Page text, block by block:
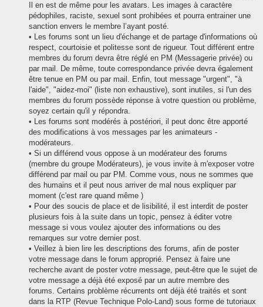
Il en est de même pour les avatars. Les images à caractère
pédophiles, raciste, sexuel sont prohibées et pourra entrainer une
sanction envers le membre l’ayant posté.
• Les forums sont un lieu d'échange et de partage d'informations où
respect, courtoisie et politesse sont de rigueur. Tout différent entre
membres du forum devra être réglé en PM (Messagerie privée) ou
par mail. De même, toute correspondance privée devra également
être tenue en PM ou par mail. Enfin, tout message "urgent", "à
l'aide", "aidez-moi" (liste non exhaustive), sont inutiles, si l'un des
membres du forum possède réponse à votre question ou problème,
soyez certain qu'il y répondra.
• Les forums sont modérés à postériori, il peut donc être apporté
des modifications à vos messages par les animateurs -
modérateurs.
• Si un différend vous oppose à un modérateur des forums
(membre du groupe Modérateurs), je vous invite à m'exposer votre
différend par mail ou par PM. Comme vous, nous ne sommes que
des humains et il peut nous arriver de mal nous expliquer par
moment (c'est rare quand même )
• Pour des soucis de place et de lisibilité, il est interdit de poster
plusieurs fois à la suite dans un topic, pensez à éditer votre
message si vous voulez ajouter des informations ou des
remarques sur votre dernier post.
• Veillez à bien lire les descriptions des forums, afin de poster
votre message dans le forum approprié. Pensez à faire une
recherche avant de poster votre message, peut-être que le sujet de
votre message a déjà été exposé par un autre membre des
forums. Certains problème récurrents ont déjà été traités et sont
dans la RTP (Revue Technique Polo-Land) sous forme de tutoriaux